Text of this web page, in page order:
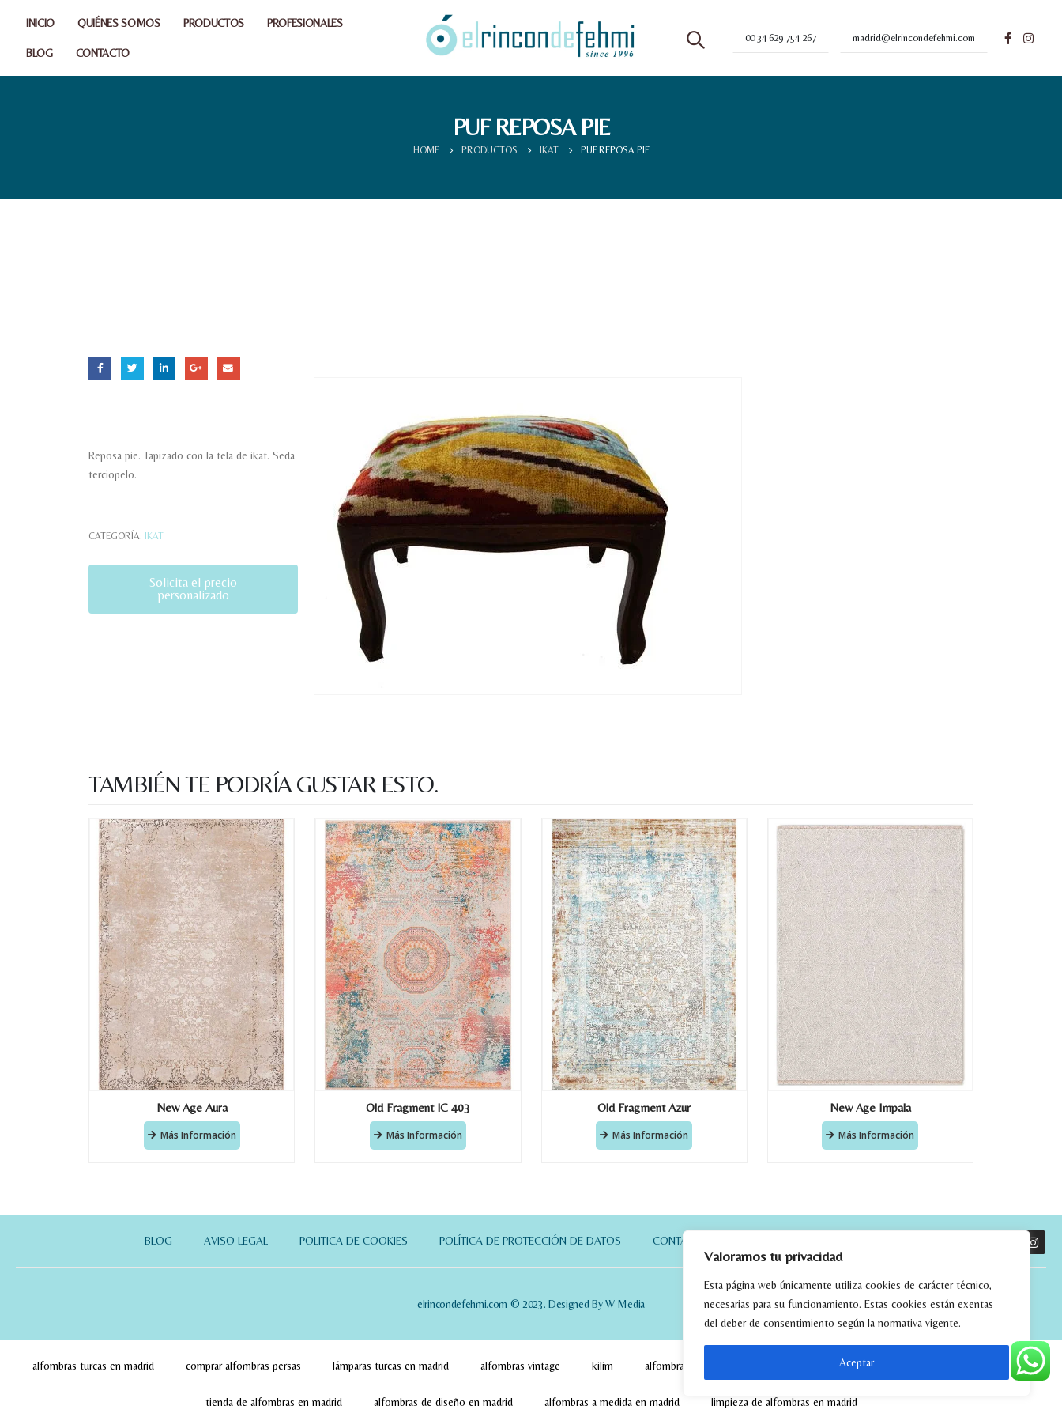
Valoramos tu privacidad
Esta página web únicamente utiliza cookies de carácter técnico,
necesarias para su funcionamiento. Estas cookies están exentas
del deber de consentimiento según la normativa vigente.
Aceptar
INICIO QUIÉNES SOMOS PRODUCTOS PROFESIONALES
BLOG CONTACTO
00 34 629 754 267 madrid@elrincondefehmi.com
PUF REPOSA PIE
HOME PRODUCTOS IKAT PUF REPOSA PIE
Reposa pie. Tapizado con la tela de ikat. Seda
terciopelo.
CATEGORÍA: IKAT
Solicita el precio
personalizado
TAMBIÉN TE PODRÍA GUSTAR ESTO.
New Age Aura
Más Información
Old Fragment IC 403
Más Información
Old Fragment Azur
Más Información
New Age Impala
Más Información
BLOG AVISO LEGAL POLITICA DE COOKIES POLÍTICA DE PROTECCIÓN DE DATOS CONTACTO
elrincondefehmi.com © 2023. Designed By W Media
alfombras turcas en madrid comprar alfombras persas lámparas turcas en madrid alfombras vintage kilim alfombras patchwork alfombras kilim madrid alfombras modernas madrid
tienda de alfombras en madrid alfombras de diseño en madrid alfombras a medida en madrid limpieza de alfombras en madrid
Doy mi consentimiento para que esta web almacene la información
que envío para que puedan responder a mi petición.
Recibir mi oferta